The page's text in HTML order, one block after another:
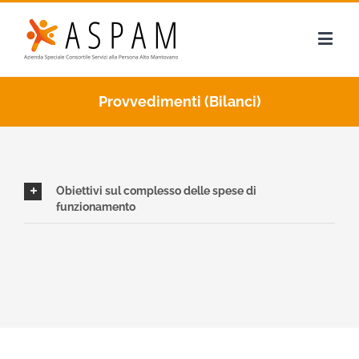
Provvedimenti (Bilanci)
Obiettivi sul complesso delle spese di
funzionamento